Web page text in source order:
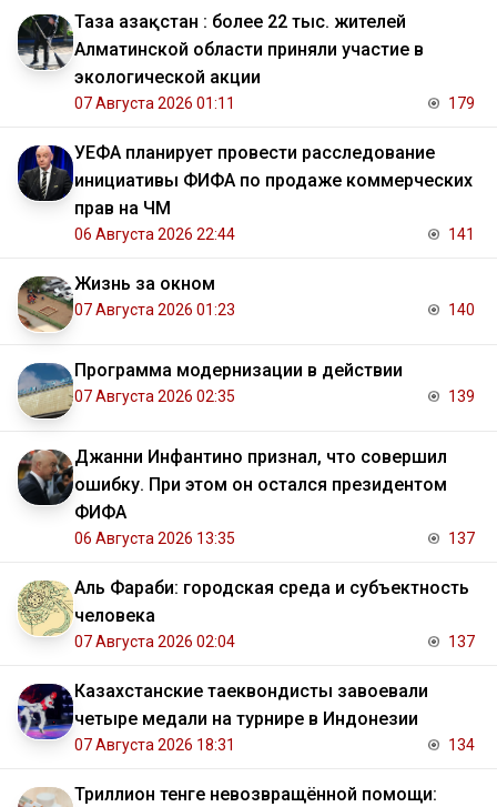
Таза Қазақстан : более 22 тыс. жителей
Алматинской области приняли участие в
экологической акции
07 Августа 2026 01:11 179
УЕФА планирует провести расследование
инициативы ФИФА по продаже коммерческих
прав на ЧМ
06 Августа 2026 22:44 141
Жизнь за окном
07 Августа 2026 01:23 140
Программа модернизации в действии
07 Августа 2026 02:35 139
Джанни Инфантино признал, что совершил
ошибку. При этом он остался президентом
ФИФА
06 Августа 2026 13:35 137
Аль Фараби: городская среда и субъектность
человека
07 Августа 2026 02:04 137
Казахстанские таеквондисты завоевали
четыре медали на турнире в Индонезии
07 Августа 2026 18:31 134
Триллион тенге невозвращённой помощи: